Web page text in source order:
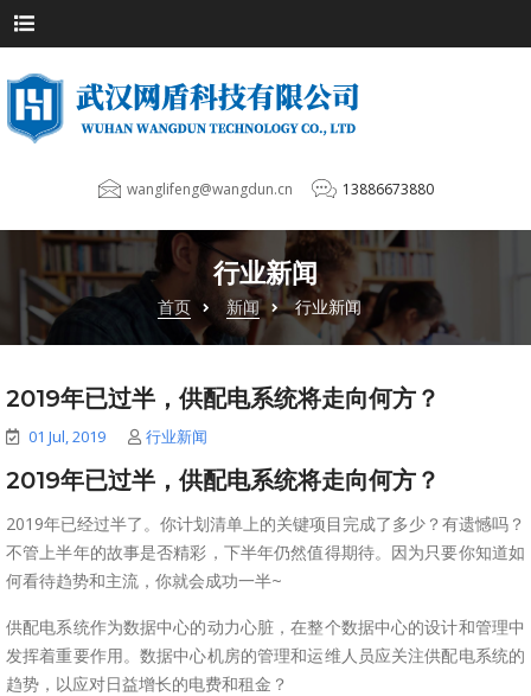
wanglifeng@wangdun.cn 13886673880
行业新闻
首页 新闻 行业新闻
2019年已过半，供配电系统将走向何方？
01 Jul, 2019 行业新闻
2019年已过半，供配电系统将走向何方？
2019年已经过半了。你计划清单上的关键项目完成了多少？有遗憾吗？
不管上半年的故事是否精彩，下半年仍然值得期待。因为只要你知道如
何看待趋势和主流，你就会成功一半~
供配电系统作为数据中心的动力心脏，在整个数据中心的设计和管理中
发挥着重要作用。数据中心机房的管理和运维人员应关注供配电系统的
趋势，以应对日益增长的电费和租金？